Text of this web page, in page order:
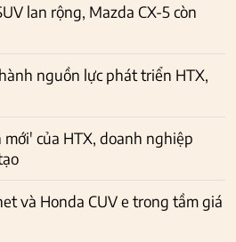
lan rộng, Mazda CX-5 còn
nguồn lực phát triển HTX,
của HTX, doanh nghiệp
và Honda CUV e trong tầm giá